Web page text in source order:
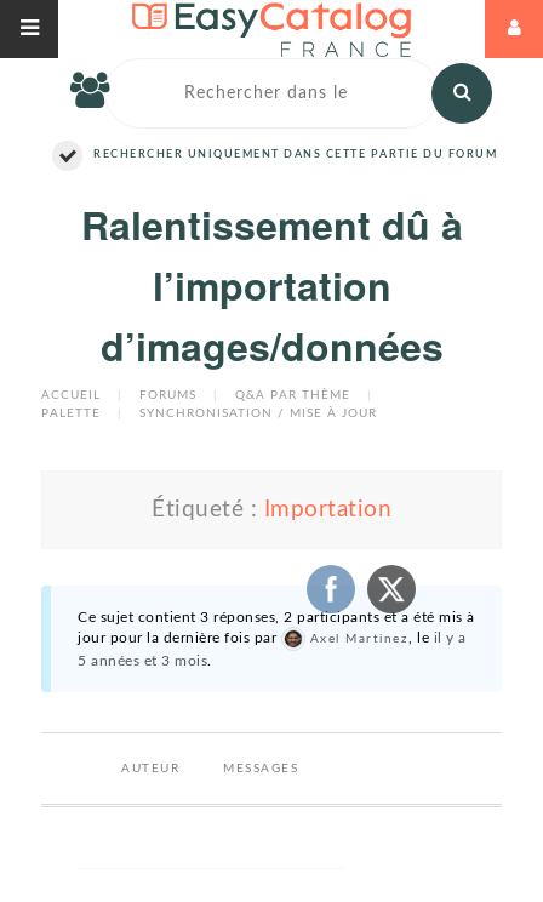
RECHERCHER UNIQUEMENT DANS CETTE PARTIE DU FORUM
Ralentissement dû à
l’importation
d’images/données
ACCUEIL FORUMS Q&A PAR THÈME
PALETTE
SYNCHRONISATION / MISE À JOUR
Étiqueté : Importation
Ce sujet contient 3 réponses, 2 participants et a été mis à
jour pour la dernière fois par
Axel Martinez , le il y a
5 années et 3 mois.
AUTEUR MESSAGES